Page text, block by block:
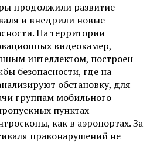
продолжили развитие
и внедрили новые
На территории
видеокамер,
интеллектом, построен
безопасности, где на
обстановку, для
группам мобильного
пунктах
как в аэропортах. За
правонарушений не